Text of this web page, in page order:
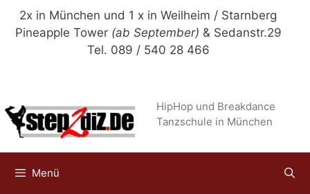
Zum
Inhalt
2x in München und 1 x in Weilheim / Starnberg
Pineapple Tower (ab September) & Sedanstr.29
Tel. 089 / 540 28 466
HipHop und Breakdance
Tanzschule in München
Menü